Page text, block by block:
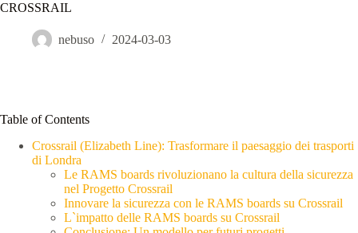
CROSSRAIL
nebuso 2024-03-03
Table of Contents
Crossrail (Elizabeth Line): Trasformare il paesaggio dei trasporti
di Londra
Le RAMS boards rivoluzionano la cultura della sicurezza
nel Progetto Crossrail
Innovare la sicurezza con le RAMS boards su Crossrail
L`impatto delle RAMS boards su Crossrail